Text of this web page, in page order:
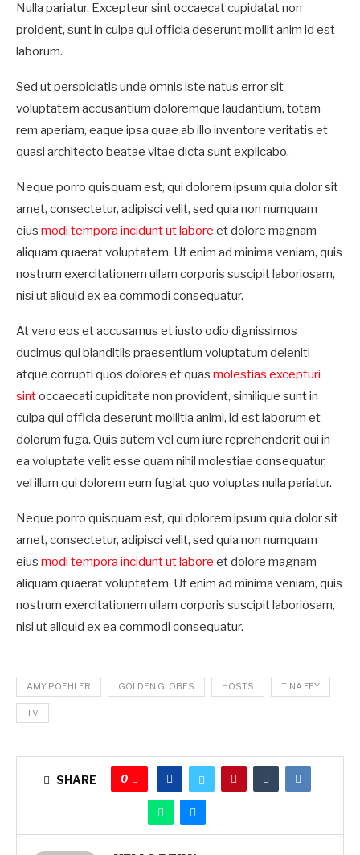
Nulla pariatur. Excepteur sint occaecat cupidatat non
proident, sunt in culpa qui officia deserunt mollit anim id est
laborum.
Sed ut perspiciatis unde omnis iste natus error sit
voluptatem accusantium doloremque laudantium, totam
rem aperiam, eaque ipsa quae ab illo inventore veritatis et
quasi architecto beatae vitae dicta sunt explicabo.
Neque porro quisquam est, qui dolorem ipsum quia dolor sit
amet, consectetur, adipisci velit, sed quia non numquam
eius modi tempora incidunt ut labore et dolore magnam
aliquam quaerat voluptatem. Ut enim ad minima veniam, quis
nostrum exercitationem ullam corporis suscipit laboriosam,
nisi ut aliquid ex ea commodi consequatur.
At vero eos et accusamus et iusto odio dignissimos
ducimus qui blanditiis praesentium voluptatum deleniti
atque corrupti quos dolores et quas molestias excepturi
sintoccaecati cupiditate non provident, similique sunt in
culpa qui officia deserunt mollitia animi, id est laborum et
dolorum fuga. Quis autem vel eum iure reprehenderit qui in
ea voluptate velit esse quam nihil molestiae consequatur,
vel illum qui dolorem eum fugiat quo voluptas nulla pariatur.
Neque porro quisquam est, qui dolorem ipsum quia dolor sit
amet, consectetur, adipisci velit, sed quia non numquam
eius modi tempora incidunt ut labore et dolore magnam
aliquam quaerat voluptatem. Ut enim ad minima veniam, quis
nostrum exercitationem ullam corporis suscipit laboriosam,
nisi ut aliquid ex ea commodi consequatur.
AMY POEHLER GOLDEN GLOBES HOSTS TINA FEY
TV
SHARE 0